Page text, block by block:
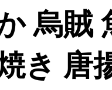
烏賊
き 唐